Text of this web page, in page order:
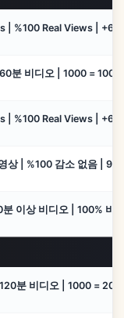
| %100 Real Views |
분 비디오 | 1000 =
| %100 Real Views |
상 | %100 감소 없음 |
분 이상 비디오 | 100% 비
분 비디오 | 1000 =